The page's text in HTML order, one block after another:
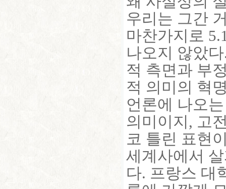
우리는 그간
마찬가지로
나오지 않았
적 측면과 부
적 의미의 혁
언론에 나오
의미이지, 고
코 틀린 표현
세계사에서
다. 프랑스 대